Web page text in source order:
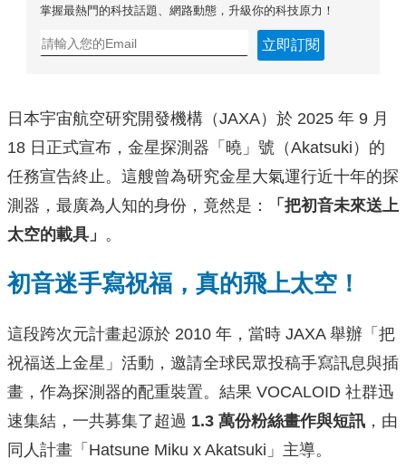
掌握最熱門的科技話題、網路動態，升級你的科技原力！
立即訂閱
日本宇宙航空研究開發機構（JAXA）於 2025 年 9 月
18 日正式宣布，金星探測器「曉」號（Akatsuki）的
任務宣告終止。這艘曾為研究金星大氣運行近十年的探
測器，最廣為人知的身份，竟然是：
「把初音未來送上
太空的載具」 。
初音迷手寫祝福，真的飛上太空！
這段跨次元計畫起源於 2010 年，當時 JAXA 舉辦「把
祝福送上金星」活動，邀請全球民眾投稿手寫訊息與插
畫，作為探測器的配重裝置。結果 VOCALOID 社群迅
速集結，一共募集了超過 1.3 萬份粉絲畫作與短訊 ，由
同人計畫「Hatsune Miku x Akatsuki」主導。